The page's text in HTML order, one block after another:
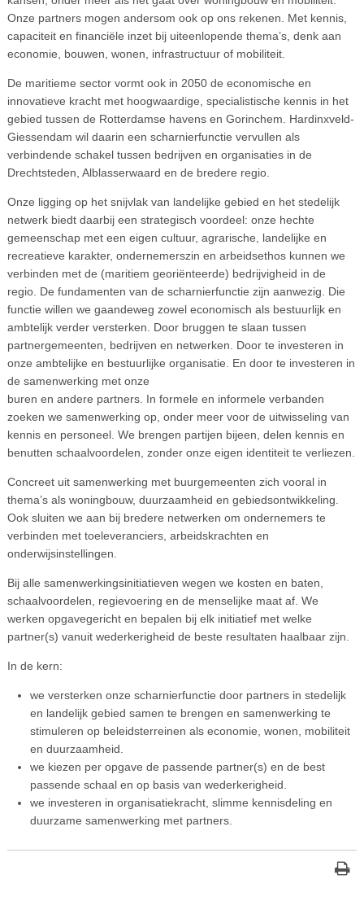
Onze partners mogen andersom ook op ons rekenen. Met kennis,
capaciteit en financiële inzet bij uiteenlopende thema’s, denk aan
economie, bouwen, wonen, infrastructuur of mobiliteit.
De maritieme sector vormt ook in 2050 de economische en
innovatieve kracht met hoogwaardige, specialistische kennis in het
gebied tussen de Rotterdamse havens en Gorinchem. Hardinxveld-
Giessendam wil daarin een scharnierfunctie vervullen als
verbindende schakel tussen bedrijven en organisaties in de
Drechtsteden, Alblasserwaard en de bredere regio.
Onze ligging op het snijvlak van landelijke gebied en het stedelijk
netwerk biedt daarbij een strategisch voordeel: onze hechte
gemeenschap met een eigen cultuur, agrarische, landelijke en
recreatieve karakter, ondernemerszin en arbeidsethos kunnen we
verbinden met de (maritiem georiënteerde) bedrijvigheid in de
regio. De fundamenten van de scharnierfunctie zijn aanwezig. Die
functie willen we gaandeweg zowel economisch als bestuurlijk en
ambtelijk verder versterken. Door bruggen te slaan tussen
partnergemeenten, bedrijven en netwerken. Door te investeren in
onze ambtelijke en bestuurlijke organisatie. En door te investeren in
de samenwerking met onze
buren en andere partners. In formele en informele verbanden
zoeken we samenwerking op, onder meer voor de uitwisseling van
kennis en personeel. We brengen partijen bijeen, delen kennis en
benutten schaalvoordelen, zonder onze eigen identiteit te verliezen.
Concreet uit samenwerking met buurgemeenten zich vooral in
thema’s als woningbouw, duurzaamheid en gebiedsontwikkeling.
Ook sluiten we aan bij bredere netwerken om ondernemers te
verbinden met toeleveranciers, arbeidskrachten en
onderwijsinstellingen.
Bij alle samenwerkingsinitiatieven wegen we kosten en baten,
schaalvoordelen, regievoering en de menselijke maat af. We
werken opgavegericht en bepalen bij elk initiatief met welke
partner(s) vanuit wederkerigheid de beste resultaten haalbaar zijn.
In de kern:
we versterken onze scharnierfunctie door partners in stedelijk
en landelijk gebied samen te brengen en samenwerking te
stimuleren op beleidsterreinen als economie, wonen, mobiliteit
en duurzaamheid.
we kiezen per opgave de passende partner(s) en de best
passende schaal en op basis van wederkerigheid.
we investeren in organisatiekracht, slimme kennisdeling en
duurzame samenwerking met partners.